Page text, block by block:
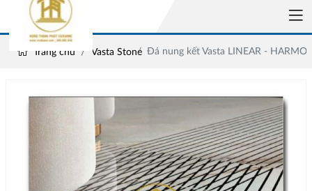
Trang chủ Vasta Stone Đá nung kết Vasta LINEAR -